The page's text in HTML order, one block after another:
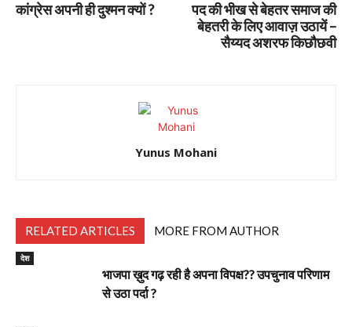
कांग्रेस अपनी ही दुश्मन क्यों ?
पद की भीख से बेहतर समाज की
बेहतरी के लिए आवाज़ उठायें –
सैय्यद अशरफ किछौछवी
Yunus Mohani
RELATED ARTICLES MORE FROM AUTHOR
देश
भाजपा ख़ुद गढ़ रही है अपना विपक्ष?? उपचुनाव परिणाम
से उठा पर्दा ?